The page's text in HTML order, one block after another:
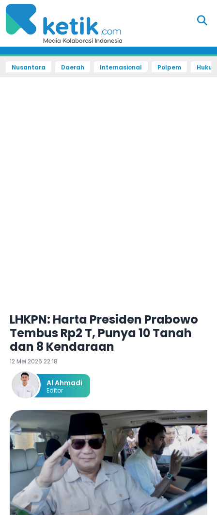
Nusantara Daerah Internasional Polpem
LHKPN: Harta Presiden Prabowo
Tembus Rp2 T, Punya 10 Tanah
dan 8 Kendaraan
12 Mei 2026 22:18
Al Ahmadi
Editor